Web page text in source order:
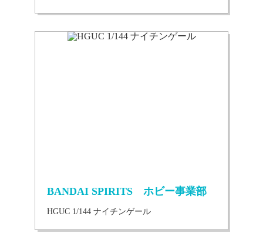
BANDAI SPIRITS ホビー事業部
HGUC 1/144 ナイチンゲール